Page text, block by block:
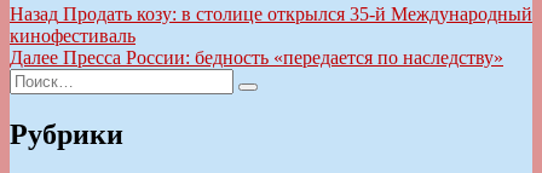
Навигация
по
записям
Назад Предыдущая
запись:
Продать козу: в столице открылся 35-й Международный
кинофестиваль
Далее Следующая
Пресса России: бедность «передается по наследству»
Искать:
Поиск
Рубрики